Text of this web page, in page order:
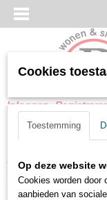
Inloggen
Home > Hoofdkussen
Cookies
Toestemming
Op deze website
Cookies worden door
aanbieden van